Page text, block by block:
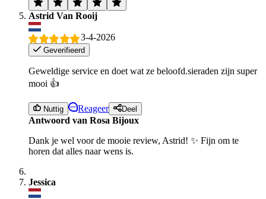
Astrid Van Rooij
3-4-2026
Geverifieerd
Geweldige service en doet wat ze beloofd.sieraden zijn super
mooi 👍
Nuttig Reageer Deel
Antwoord van Rosa Bijoux
Dank je wel voor de mooie review, Astrid! ✨ Fijn om te
horen dat alles naar wens is.
Jessica